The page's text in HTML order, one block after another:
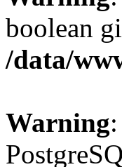
boolean
/data/
Warning